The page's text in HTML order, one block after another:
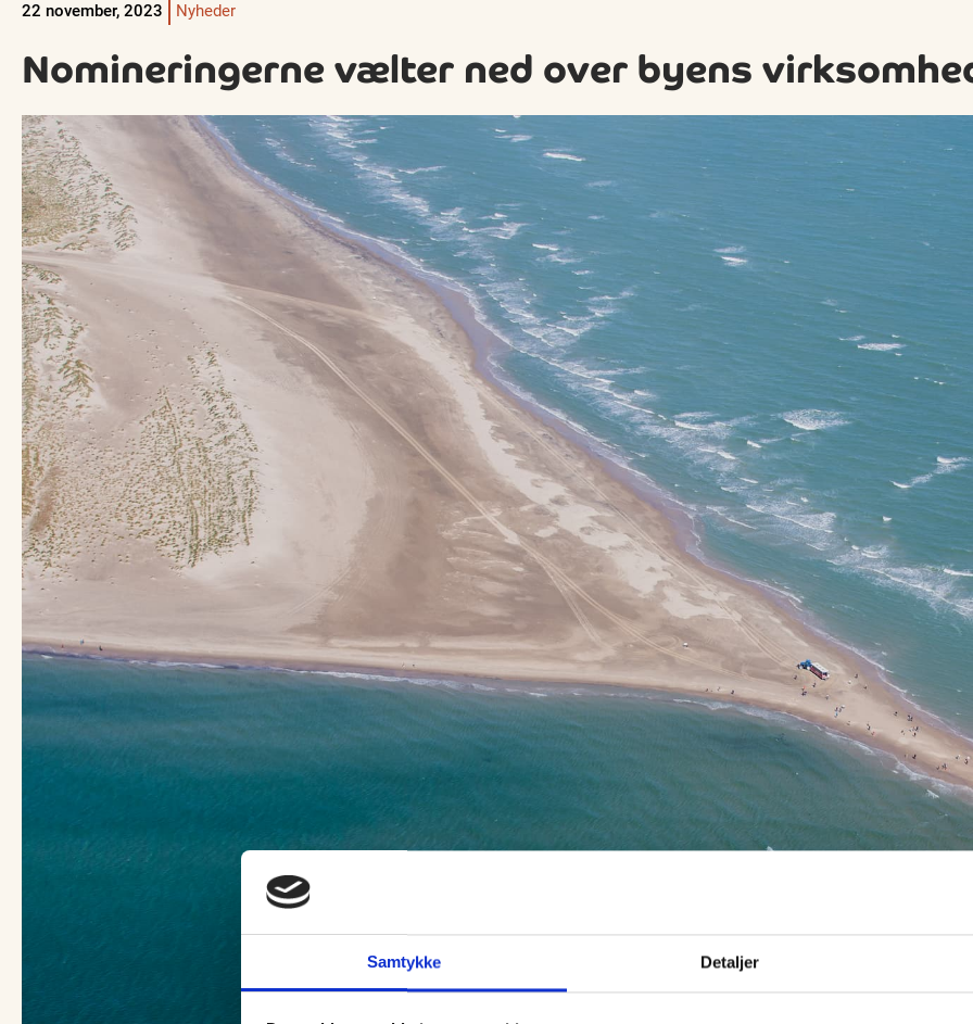
Samtykke Detaljer
22 november, 2023 Nyheder
Nomineringerne vælter ned over byens